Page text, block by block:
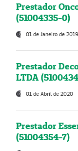
Prestador
(51004335-0)
01 de Janeiro de 2019
Prestador
LTDA
01 de Abril de 2020
Prestador
(51004354-7)